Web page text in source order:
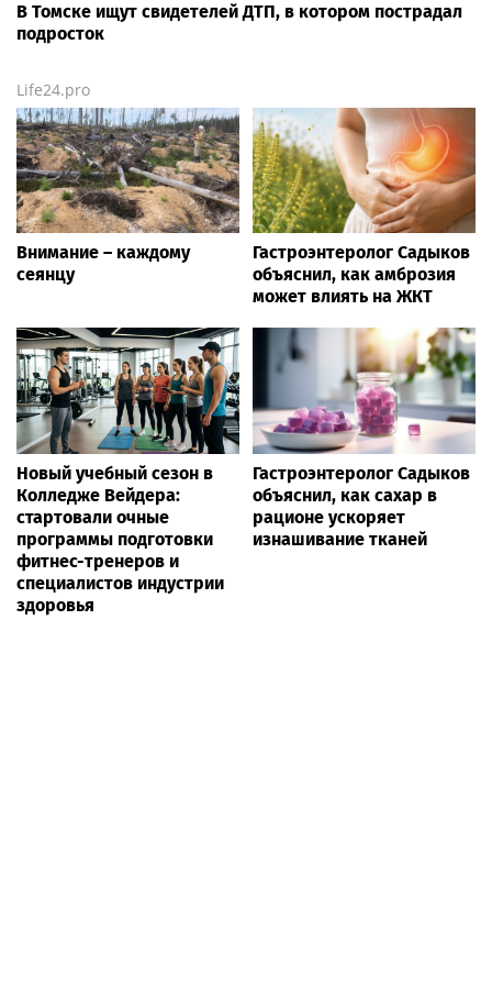
В Томске ищут свидетелей ДТП, в котором пострадал
подросток
Life24.pro
Внимание – каждому
сеянцу
Гастроэнтеролог Садыков
объяснил, как амброзия
может влиять на ЖКТ
Новый учебный сезон в
Колледже Вейдера:
стартовали очные
программы подготовки
фитнес-тренеров и
специалистов индустрии
здоровья
Гастроэнтеролог Садыков
объяснил, как сахар в
рационе ускоряет
изнашивание тканей